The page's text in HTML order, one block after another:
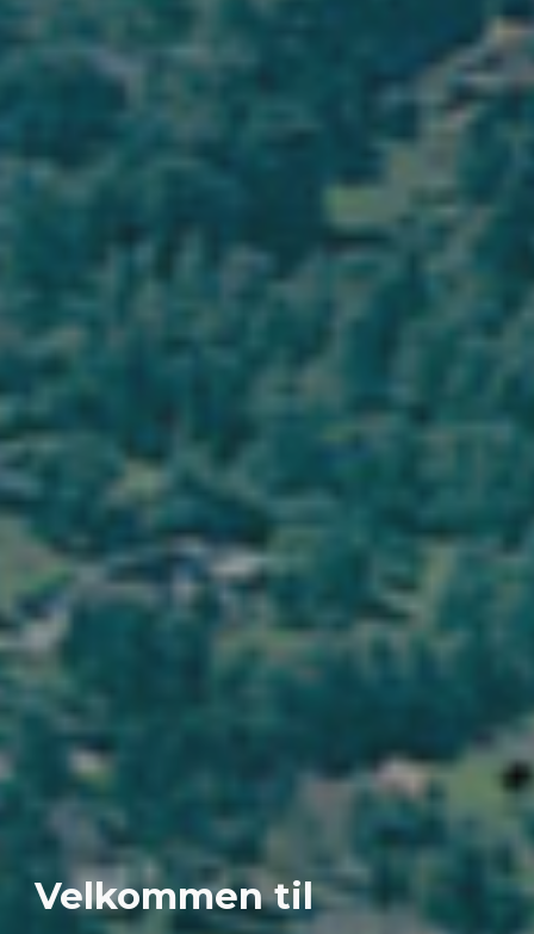
Velkommen til